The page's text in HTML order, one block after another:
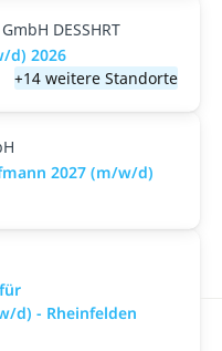
DESSHRT
d) 2026
+14 weitere Standorte
2027 (m/w/d)
d) - Rheinfelden